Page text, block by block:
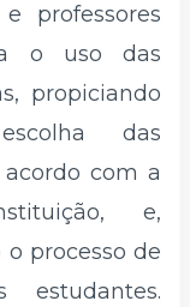
professores
o uso das
propiciando
das
com a
e,
processo de
estudantes.